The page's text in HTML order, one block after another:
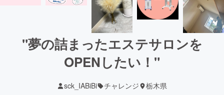
"夢の詰まったエステサロンを
OPENしたい！"
sck_IABiBi チャレンジ 栃木県